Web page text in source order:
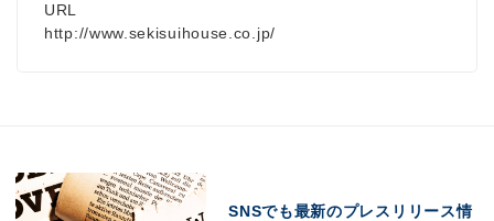
URL
http://www.sekisuihouse.co.jp/
SNSでも最新のプレスリリース情